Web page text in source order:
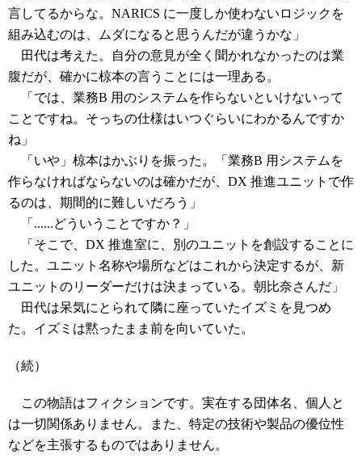
言してるからな。NARICS に一度しか使わないロジックを
組み込むのは、ムダになると思うんだが違うかな」
田代は考えた。自分の意見が全く聞かれなかったのは業
腹だが、確かに椋本の言うことには一理ある。
「では、業務B 用のシステムを作らないといけないって
ことですね。そっちの仕様はいつぐらいにわかるんですか
ね」
「いや」椋本はかぶりを振った。「業務B 用システムを
作らなければならないのは確かだが、DX 推進ユニットで作
るのは、期間的に難しいだろう」
「......どういうことですか？」
「そこで、DX 推進室に、別のユニットを創設することに
した。ユニット名称や場所などはこれから決定するが、新
ユニットのリーダーだけは決まっている。朝比奈さんだ」
田代は呆気にとられて隣に座っていたイズミを見つめ
た。イズミは黙ったまま前を向いていた。
（続）
この物語はフィクションです。実在する団体名、個人と
は一切関係ありません。また、特定の技術や製品の優位性
などを主張するものではありません。